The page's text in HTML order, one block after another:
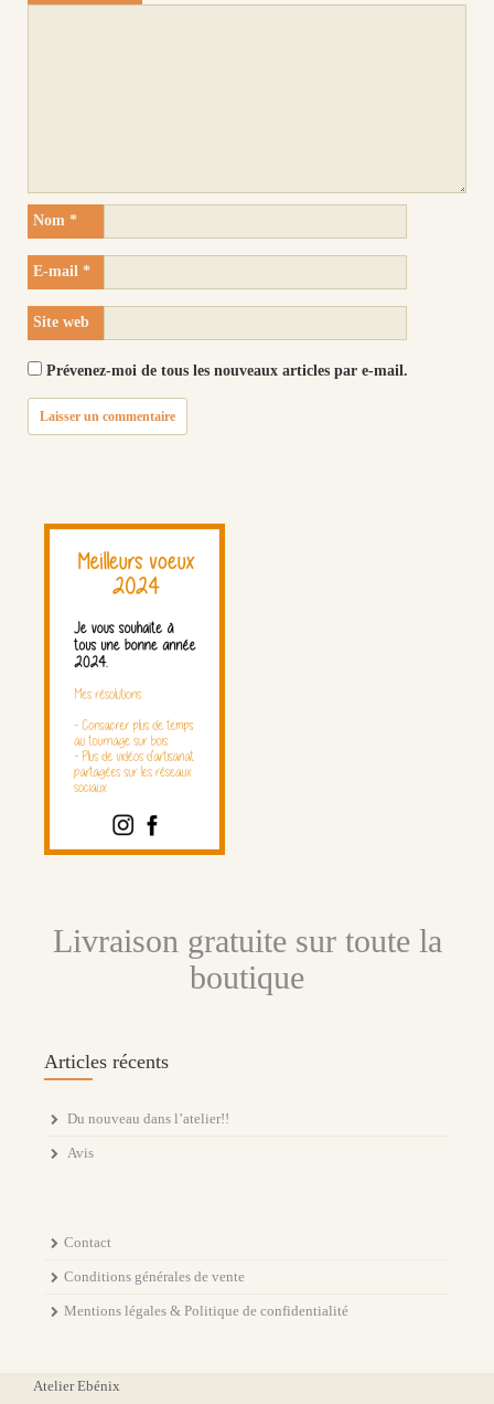
Nom *
E-mail *
Site web
Prévenez-moi de tous les nouveaux articles par e-mail.
Livraison gratuite sur toute la
boutique
Articles récents
Du nouveau dans l’atelier!!
Avis
Contact
Conditions générales de vente
Mentions légales & Politique de confidentialité
Atelier Ebénix